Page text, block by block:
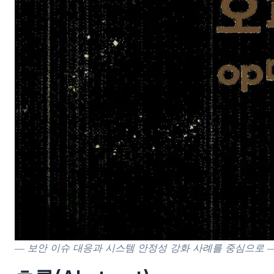
― 보안 이슈 대응과 시스템 안정성 강화 사례를 중심으로